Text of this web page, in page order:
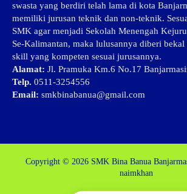
swasta yang berdiri telah lama di kota
memiliki jurusan teknik dan non-teknik.
SMK agar menjadi Sekolah Menengah
Se-Kalimantan, maka lulusannya diberi bekal
skill yang kompeten sesuai jurusannya.
Alamat: Jl. Pramuka Km.6 No.17
Telp. 0511-3254556
Email: smkbinabanua@gmail.com
Copyright © 2026 SMK Bina Banua
naimkhan